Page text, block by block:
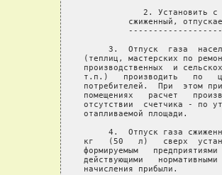
2. Установить
сжиженный,
3.  Отпуск  газа
(теплиц, мастерских по
производственных  и
т.п.)   производить   по
потребителей.  При  этом
помещениях   расчет
отсутствии  счетчика - по
отапливаемой площади.
4.  Отпуск газа
кг   (50   л)   сверх
формируемым
действующими
начисления прибыли.